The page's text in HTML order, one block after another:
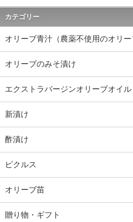
カテゴリー
オリーブ青汁（農薬不使用のオリー
オリーブのみそ漬け
エクストラバージンオリーブオイル
新漬け
酢漬け
ピクルス
オリーブ苗
贈り物・ギフト